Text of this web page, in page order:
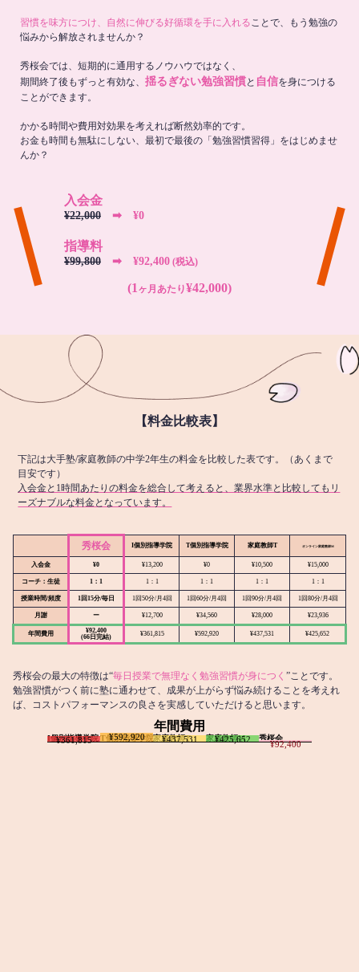
習慣を味方につけ、自然に伸びる好循環を手に入れる ことで、もう勉強の
悩みから解放されませんか？
秀桜会では、短期的に通用するノウハウではなく、
期間終了後もずっと有効な、 揺るぎない勉強習慣と 自信を身につける
ことができます。
かかる時間や費用対効果を考えれば断然効率的です。
お金も時間も無駄にしない、最初で最後の「勉強習慣習得」をはじめませ
んか？
入会金
¥22,000 ➡︎ ¥0
指導料
¥99,800 ➡︎ ¥92,400 (税込)
(1 ヶ月あたり¥42,000)
【料金比較表】
下記は大手塾/家庭教師の中学2年生の料金を比較した表です。（あくまで
目安です）
入会金と1時間あたりの料金を総合して考えると、業界水準と比較してもリ
ーズナブルな料金となっています。
秀桜会 I個別指導学院 T個別指導学院 家庭教師T オンライン家庭教師M
入会金 ¥0 ¥13,200 ¥0 ¥10,500 ¥15,000
コーチ：生徒 1：1 1：1 1：1 1：1 1：1
授業時間/頻度 1回15分/毎日 1回50分/月4回 1回60分/月4回 1回90分/月4回 1回80分/月4回
月謝 ー ¥12,700 ¥34,560 ¥28,000 ¥23,936
年間費用
¥92,400
(66日完結)
¥361,815 ¥592,920 ¥437,531 ¥425,652
秀桜会の最大の特徴は“毎日授業で無理なく勉強習慣が身につく ”ことです。
勉強習慣がつく前に塾に通わせて、成果が上がらず悩み続けることを考えれ
ば、コストパフォーマンスの良さを実感していただけると思います。
年間費用
I個別指導学院
¥361,815 T個別指導学院
¥592,920 家庭教師T
¥437,531 家庭教師M
¥425,652 秀桜会
¥92,400